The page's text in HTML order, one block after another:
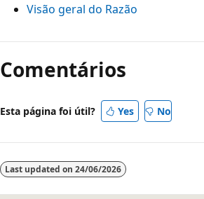
Visão geral do Razão
Modo
de
leitura
Comentários
Esta página foi útil? Yes No
Last updated on 24/06/2026